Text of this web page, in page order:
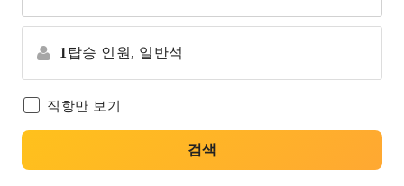
1 탑승 인원, 일반석
직항만 보기
검색